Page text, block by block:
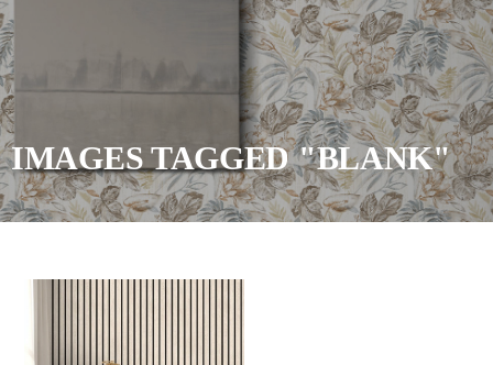
IMAGES TAGGED "BLANK"